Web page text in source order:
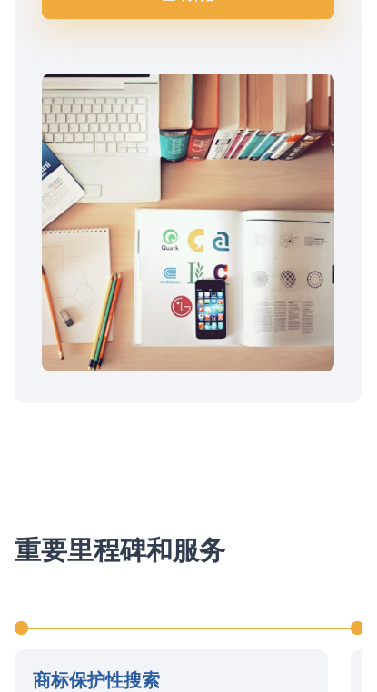
重要里程碑和服务
商标保护性搜索